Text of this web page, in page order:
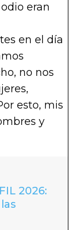
eran
en el día
no nos
esto, mis
y
2026: